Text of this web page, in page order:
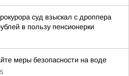
суд взыскал с дроппера
в пользу пенсионерки
меры безопасности на воде